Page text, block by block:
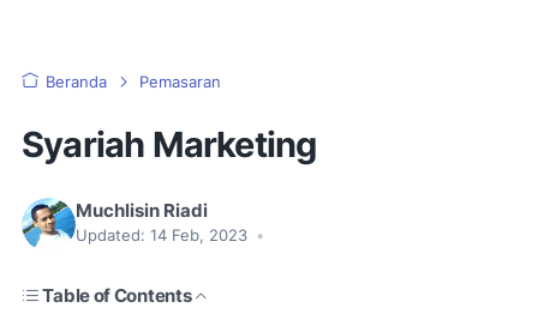
Beranda Pemasaran
Syariah Marketing
Muchlisin Riadi
Updated: 14 Feb, 2023 •
Table of Contents